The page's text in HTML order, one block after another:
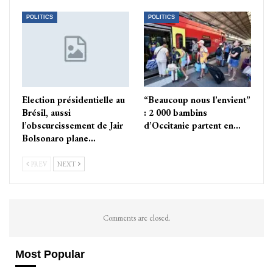
POLITICS
Election présidentielle au
Brésil, aussi
l’obscurcissement de Jair
Bolsonaro plane…
POLITICS
“Beaucoup nous l’envient”
: 2 000 bambins
d’Occitanie partent en…
PREV NEXT
Comments are closed.
Most Popular